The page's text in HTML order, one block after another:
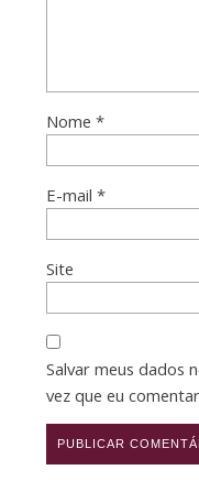
Nome *
E-mail *
Site
Salvar meus dados
vez que eu